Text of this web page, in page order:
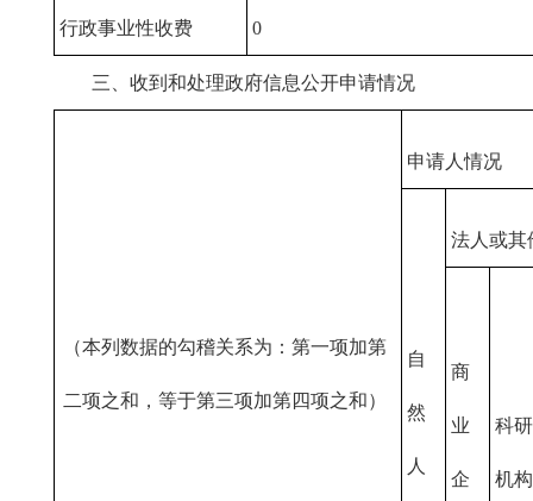
行政事业性收费 0
三、收到和处理政府信息公开申请情况
（本列数据的勾稽关系为：第一项加第
二项之和，等于第三项加第四项之和）
申请人情况
自
然
人
法人或其
商
业
企
科研
机构